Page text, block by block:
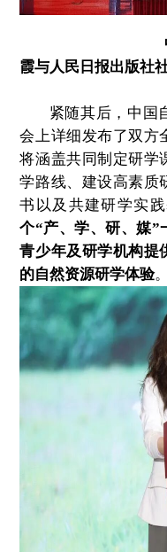
中国自然资
霞与人民日报出版社
紧随其后，中国
会上详细发布了双方
将涵盖共同制定研学
学路线、建设高素质
书以及共建研学实
个“产、学、研、媒”
青少年及研学机构提
的自然资源研学体验。